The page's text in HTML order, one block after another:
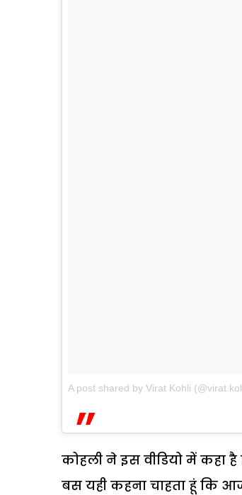
A post shared by Virat Kohli
कोहली ने इस वीडियो में कहा
बस यही कहना चाहता हूं कि